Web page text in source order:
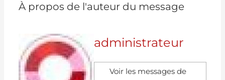
À propos de l'auteur du message
administrateur
Voir les messages de